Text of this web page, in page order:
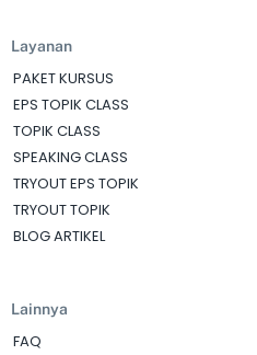
Layanan
PAKET KURSUS
EPS TOPIK CLASS
TOPIK CLASS
SPEAKING CLASS
TRYOUT EPS TOPIK
TRYOUT TOPIK
BLOG ARTIKEL
Lainnya
FAQ